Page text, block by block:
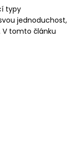
typy
jednoduchost,
tomto článku